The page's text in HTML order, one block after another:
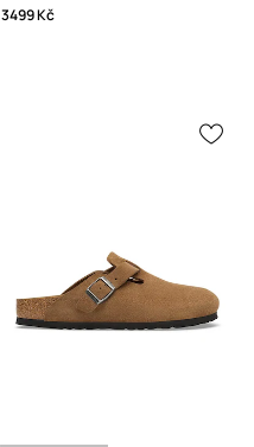
3499 Kč